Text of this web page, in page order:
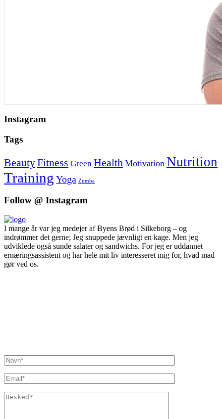
Instagram
Tags
BeautyFitness Green Health Motivation Nutrition
Training Yoga Zumba
Follow @ Instagram
I mange år var jeg medejer af Byens Brød i Silkeborg – og
indrømmer det gerne; Jeg snuppede jævnligt en kage. Men jeg
udviklede også sunde salater og sandwichs. For jeg er uddannet
ernæringsassistent og har hele mit liv interesseret mig for, hvad mad
gør ved os.